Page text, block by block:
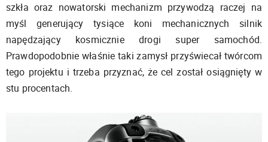
szkła oraz nowatorski mechanizm przywodzą raczej na
myśl generujący tysiące koni mechanicznych silnik
napędzający kosmicznie drogi super samochód.
Prawdopodobnie właśnie taki zamysł przyświecał twórcom
tego projektu i trzeba przyznać, że cel został osiągnięty w
stu procentach.